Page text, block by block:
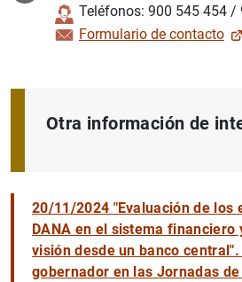
Teléfonos: 900 545 454 /
Formulario de contacto
Otra información de
20/11/2024 "Evaluación de los
DANA en el sistema financiero
visión desde un banco
gobernador en las Jornadas